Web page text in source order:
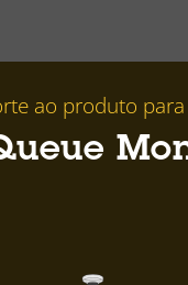
ao produto para